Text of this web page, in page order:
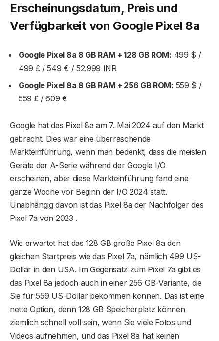
Erscheinungsdatum, Preis und
Verfügbarkeit von Google Pixel 8a
Google Pixel 8a 8 GB RAM + 128 GB ROM: 499 $ /
499 £ / 549 € / 52.999 INR
Google Pixel 8a 8 GB RAM + 256 GB ROM: 559 $ /
559 £ / 609 €
Google hat das Pixel 8a am 7. Mai 2024 auf den Markt
gebracht. Dies war eine überraschende
Markteinführung, wenn man bedenkt, dass die meisten
Geräte der A-Serie während der Google I/O
erscheinen, aber diese Markteinführung fand eine
ganze Woche vor Beginn der I/O 2024 statt.
Unabhängig davon ist das Pixel 8a der Nachfolger des
Pixel 7a von 2023 .
Wie erwartet hat das 128 GB große Pixel 8a den
gleichen Startpreis wie das Pixel 7a, nämlich 499 US-
Dollar in den USA. Im Gegensatz zum Pixel 7a gibt es
das Pixel 8a jedoch auch in einer 256 GB-Variante, die
Sie für 559 US-Dollar bekommen können. Das ist eine
nette Option, denn 128 GB Speicherplatz können
ziemlich schnell voll sein, wenn Sie viele Fotos und
Videos aufnehmen, und das Pixel 8a hat keinen